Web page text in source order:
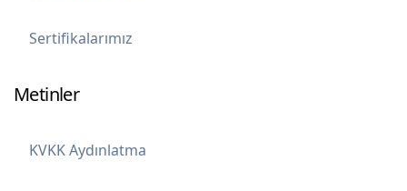
Sertifikalarımız
Metinler
KVKK Aydınlatma